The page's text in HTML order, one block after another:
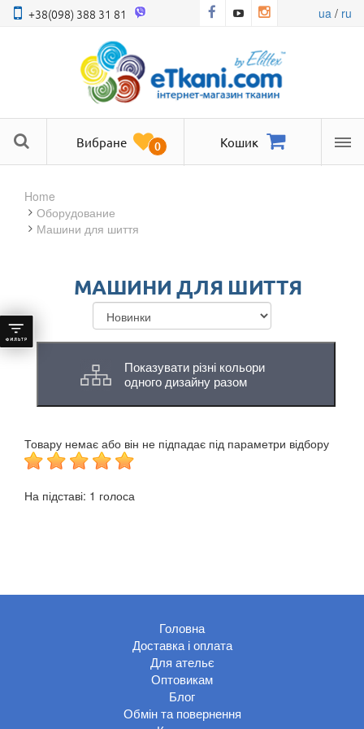
+38(098) 388 31 81 ua/ ru
Вибране 0 Кошик
Home
оборудование
Машини для шиття
МАШИНИ ДЛЯ ШИТТЯ
Показувати різні кольори
одного дизайну разом
Товару немає або він не підпадає під параметри відбору
На підставі: 1 голоса
Головна
Доставка і оплата
Для ательє
Оптовикам
Блог
Обмін та повернення